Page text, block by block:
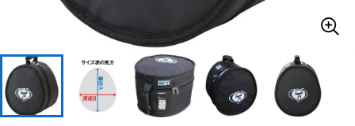
DTM オンライン納品 レコーディング機器